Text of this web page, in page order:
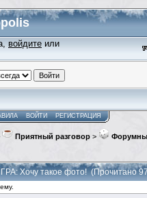
войдите или
ВОЙТИ РЕГИСТРАЦИЯ
Приятный разговор >
Хочу такое фото! (Прочитано